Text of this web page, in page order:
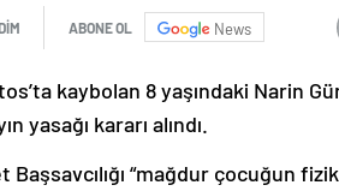
ABONE OL News
kaybolan 8 yaşındaki Narin
yasağı kararı alındı.
Başsavcılığı “mağdur çocuğun